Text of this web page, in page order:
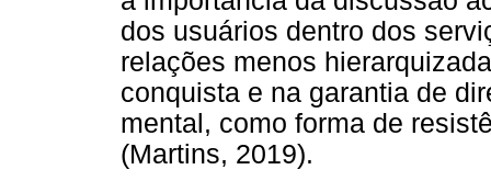
dos usuários dentro dos
relações menos
conquista e na garantia de
mental, como forma de
(Martins, 2019).